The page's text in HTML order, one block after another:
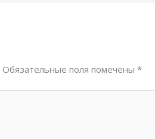
Обязательные поля помечены*